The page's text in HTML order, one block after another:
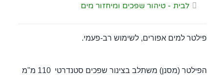
לבית - טיהור שפכים ומיחזור מים
פילטר למים אפורים, לשימוש רב-פעמי.
הפילטר (מסנן) משתלב בצינור שפכים סטנדרטי 110 מ"מ